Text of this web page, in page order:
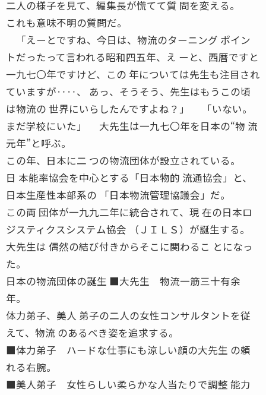
二人の様子を見て、編集長が慌てて質 問を変える。
これも意味不明の質問だ。
「えーとですね、今日は、物流のターニング ポイン
トだったって言われる昭和四五年、え ーと、西暦ですと
一九七〇年ですけど、この 年については先生も注目され
ていますが‥‥、 あっ、そうそう、先生はもうこの頃
は物流の 世界にいらしたんですよね？」 「いない。
まだ学校にいた」 大先生は一九七〇年を日本の“物 流
元年”と呼ぶ。
この年、日本に二 つの物流団体が設立されている。
日 本能率協会を中心とする「日本物的 流通協会」と、
日本生産性本部系の 「日本物流管理協議会」だ。
この両 団体が一九九二年に統合されて、現 在の日本ロ
ジスティクスシステム協会 （ＪＩＬＳ）が誕生する。
大先生は 偶然の結び付きからそこに関わるこ とになっ
た。
日本の物流団体の誕生 ■大先生 物流一筋三十有余
年。
体力弟子、美人 弟子の二人の女性コンサルタントを従
えて、物流 のあるべき姿を追求する。
■体力弟子 ハードな仕事にも涼しい顔の大先生 の頼
れる右腕。
■美人弟子 女性らしい柔らかな人当たりで調整 能力